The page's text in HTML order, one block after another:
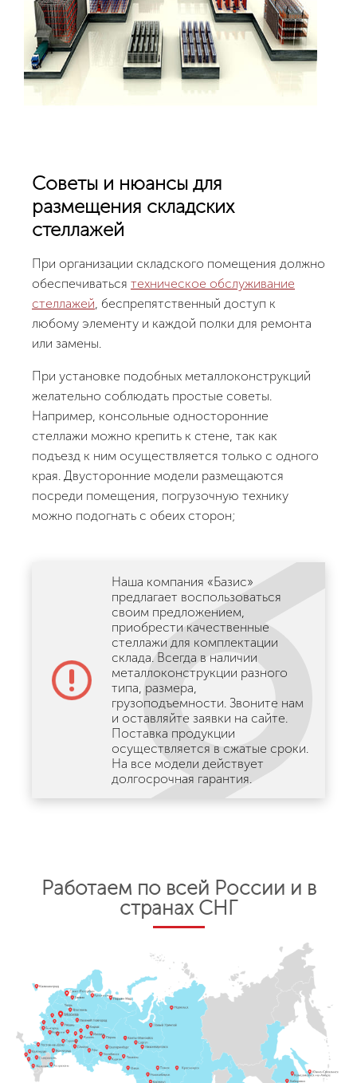
Советы и нюансы для
размещения складских
стеллажей
При организации складского помещения должно
обеспечиваться техническое обслуживание
стеллажей, беспрепятственный доступ к
любому элементу и каждой полки для ремонта
или замены.
При установке подобных металлоконструкций
желательно соблюдать простые советы.
Например, консольные односторонние
стеллажи можно крепить к стене, так как
подъезд к ним осуществляется только с одного
края. Двусторонние модели размещаются
посреди помещения, погрузочную технику
можно подогнать с обеих сторон;
Наша компания «Базис»
предлагает воспользоваться
своим предложением,
приобрести качественные
стеллажи для комплектации
склада. Всегда в наличии
металлоконструкции разного
типа, размера,
грузоподъемности. Звоните нам
и оставляйте заявки на сайте.
Поставка продукции
осуществляется в сжатые сроки.
На все модели действует
долгосрочная гарантия.
Работаем по всей России и в
странах СНГ